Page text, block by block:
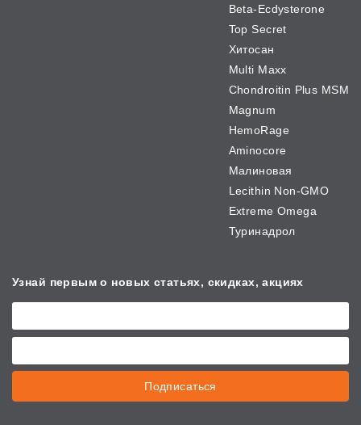
Beta-Ecdysterone
Top Secret
Хитосан
Multi Maxx
Chondroitin Plus MSM
Magnum
HemoRage
Aminocore
Малиновая
Lecithin Non-GMO
Extreme Omega
Туринадрол
Узнай первым о новых статьях, скидках, акциях
Подписаться